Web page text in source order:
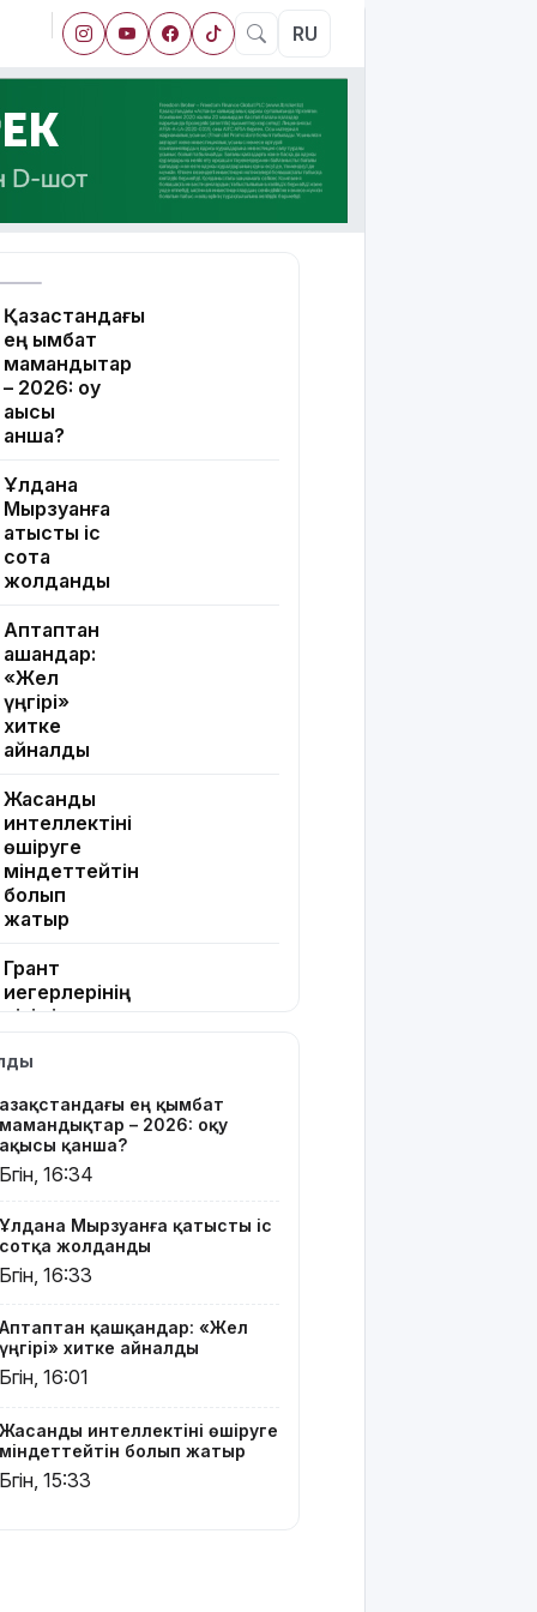
RU
Қазақстандағы
ең қымбат
мамандықтар
– 2026: оқу
ақысы
қанша?
Ұлдана
Мырзуанға
қатысты іс
сотқа
жолданды
Аптаптан
қашқандар:
«Жел
үңгірі»
хитке
айналды
Жасанды
интеллектіні
өшіруге
міндеттейтін
болып
жатыр
Грант
иегерлерінің
тізімі шықты
Белгілі
Астанада
былапыт
сөз айтқаны
үшін
алынды
Мектеп
енді БЖБ
мен ТЖБ
тапсыра
Министрлік
көп
талқыланған
мәселеге
Қазақстандағы ең қымбат
мамандықтар – 2026: оқу
ақысы қанша?
Бүгін, 16:34
Ұлдана Мырзуанға қатысты іс
сотқа жолданды
Бүгін, 16:33
Аптаптан қашқандар: «Жел
үңгірі» хитке айналды
Бүгін, 16:01
Жасанды интеллектіні өшіруге
міндеттейтін болып жатыр
Бүгін, 15:33